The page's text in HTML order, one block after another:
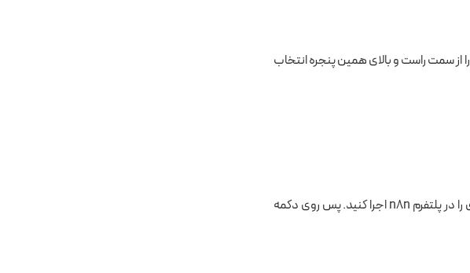
به n8n برگردید و آدرس را در کادر Access Token Paste و دکمه Save را از سمت راست و بالای همین پنجره انتخاب
مراحل اتصال تلگرام به n8n در این‌جا تمام شد و حالا باید جریان کاری را در پلتفرم n8n اجرا کنید. پس روی دکمه